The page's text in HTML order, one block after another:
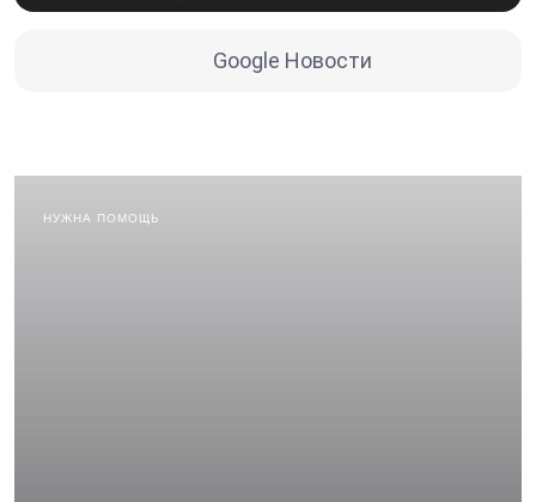
Google Новости
НУЖНА ПОМОЩЬ